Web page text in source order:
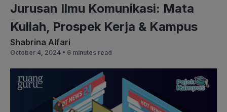
Jurusan Ilmu Komunikasi: Mata
Kuliah, Prospek Kerja & Kampus
Shabrina Alfari
October 4, 2024 • 6 minutes read